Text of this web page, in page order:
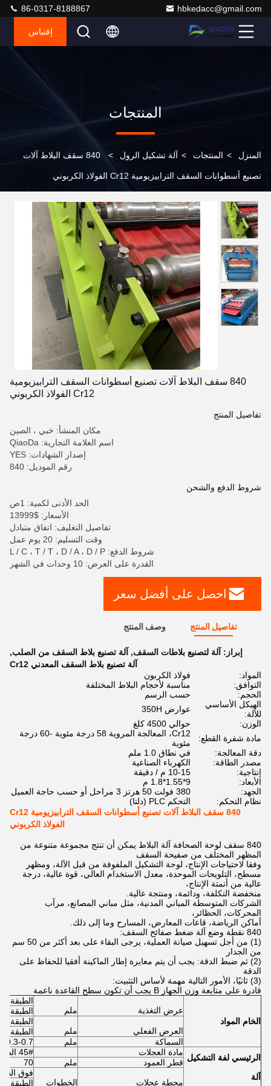
hbkedacc@gmail.com
86-0317-8188867
إقتباس
المنتجات
المنزل > المنتجات > آلة تشكيل الرول > 840 سقف البلاط آلات
تصنيع أسطوانات السقف الترابيزيومية Cr12 الفولاذ الكربوني
840 سقف البلاط آلات تصنيع أسطوانات السقف الترابيزيومية
Cr12 الفولاذ الكربوني
تفاصيل المنتج
مكان المنشأ: خبي ، الصين
اسم العلامة التجارية: QiaoDa
إصدار الشهادات: YES
رقم الموديل: 840
شروط الدفع والشحن
الحد الأدنى لكمية: 1ص
الأسعار: $13999
تفاصيل التغليف: اتفاق متبادل
وقت التسليم: 20 يوم عمل
شروط الدفع: L / C ، T / T ، D / A ، D / P
القدرة على العرض: 10 وحدات في الشهر
احصل على أفضل سعر
تفاصيل المنتج وصف المنتج
إبراز: آلة لتصنيع بلاطات السقف, آلة تصنيع بلاط السقف من الصلب,
آلة تصنيع بلاط السقف المعدني Cr12
المواد:
فولاذ الكربون
التوافق:
مناسبة لأحجام البلاط المختلفة
الحجم:
حسب الرسم
الهيكل الأساسي
للآلة:
عوارض 350H
الوزن:
حوالي 4500 كلغ
مادة شفرة القطع:
Cr12، المعالجة المروية 58 درجة مئوية -60 درجة
مئوية
دقة المعالجة:
في نطاق 1.0 ملم
مصدر الطاقة:
الكهرباء الصناعية
إنتاجية:
10-15 م / دقيقة
الأبعاد:
9*1.55*1.8 م
الجهد:
380 فولت 50 هرتز 3 مراحل أو حسب حاجة العميل
نظام التحكم:
التحكم PLC (دلتا)
840 سقف البلاط آلات تصنيع أسطوانات السقف الترابيزيومية Cr12
الفولاذ الكربوني
840 سقف لوحة الصحافة آلة البلاط يمكن أن تنتج مجموعة متنوعة من
المظهر المختلف من صفيحة السقف
وفقا لاحتياجات الإنتاج، لوحة التشكيل الملفوفة من قبل الآلة، ومظهر
مسطح، التلويحات الموحدة، معدل الاستخدام العالي، قوة عالية، درجة
عالية من أتمتة الإنتاج،
منخفضة التكلفة، ودائمة، ومنتجة عالية.
الشركات المتوسطة المباني المدنية، مثل مباني المصانع، مرآب
المحركات، الحظائر،
أماكن الرياضة، قاعات المعارض، المسارح وما إلى ذلك.
840 نقطة وضع آلة ضغط صفائح السقف:
(1) من أجل تسهيل صيانة العملية، يرجى البقاء على بعد أكثر من 50 سم
من الجدار
(2) ثم ضبط الدقة: يجب أن يتم معايرة إطار الماكينة أفقيا للحفاظ على
الدقة
(3) ثانيًا، الأمور التالية مهمة لأساس التثبيت:
قادرة على متابعة وزن الجهاز B يجب أن تكون سطح القاعدة ناعمة
الخام المواد
عرض التغذية ملم
الطبقة 1200
الطبقة
العرض الفعلي ملم
الطبقة
الطبقة
السماكة
ملم
0.3-0.7
الرئيسي لفة التشكيل
آلة
مادة العجلات
45# الفولاذ المطلي بالكروم
قطر العمود
ملم 70
محطة عجلات الخطوات
فوق
الطبقة